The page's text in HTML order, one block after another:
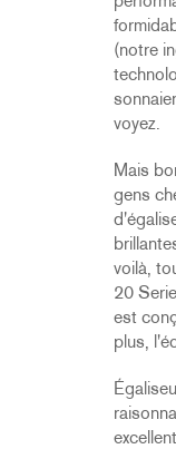
(notre
voyez.
Mais
gens
voilà,
20
est
plus,